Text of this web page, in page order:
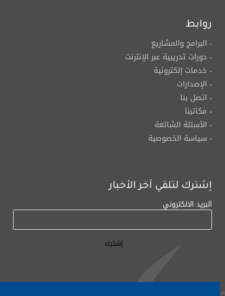
روابط
البرامج والمشاريع
دورات تدريبية عبر الإنترنت
خدمات إلكترونية
الإصدارات
اتصل بنا
مكاتبنا
الأسئلة الشائعة
سياسة الخصوصية
إشترك لتلقي آخر الأخبار
البريد الالكتروني